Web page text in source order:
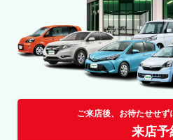
ご来店後、お待たせせず
来店予